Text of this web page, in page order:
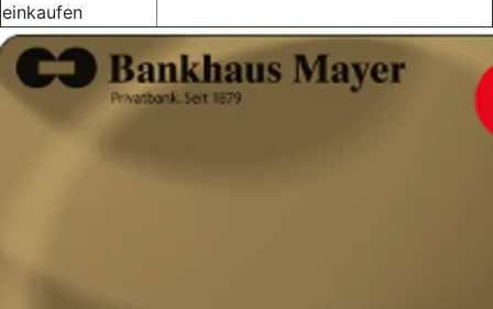
einkaufen